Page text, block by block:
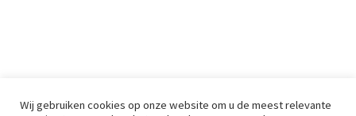
Wij gebruiken cookies op onze website om u de meest relevante